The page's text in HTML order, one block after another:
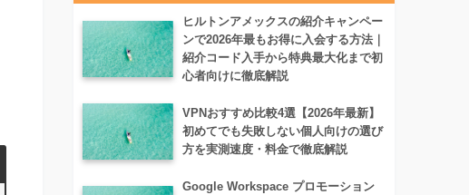
ヒルトンアメックスの紹介キャンペー
ンで2026年最もお得に入会する方法｜
紹介コード入手から特典最大化まで初
心者向けに徹底解説
VPNおすすめ比較4選【2026年最新】
初めてでも失敗しない個人向けの選び
方を実測速度・料金で徹底解説
Google Workspace プロモーション